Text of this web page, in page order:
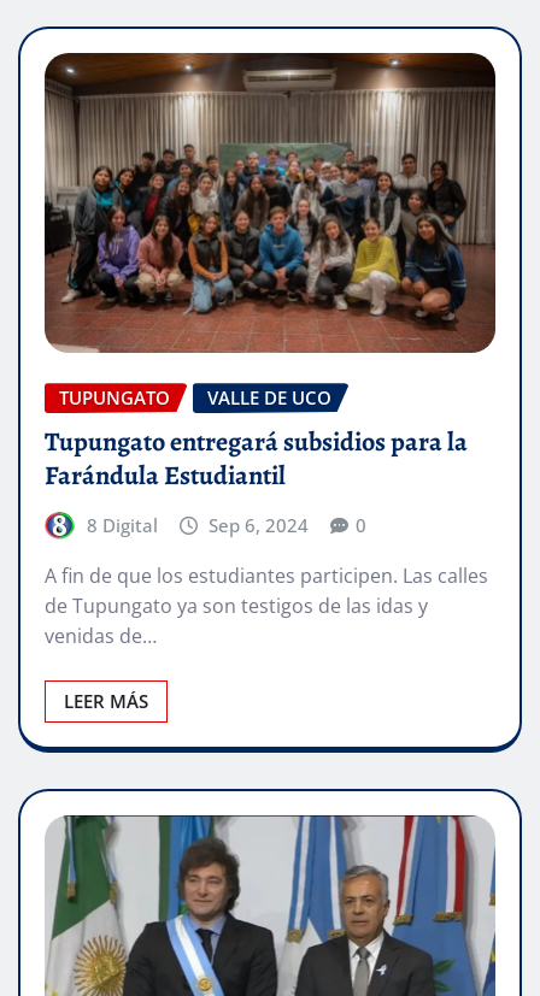
TUPUNGATO VALLE DE UCO
Tupungato entregará subsidios para la
Farándula Estudiantil
8 Digital Sep 6, 2024 0
A fin de que los estudiantes participen. Las calles
de Tupungato ya son testigos de las idas y
venidas de…
LEER MÁS